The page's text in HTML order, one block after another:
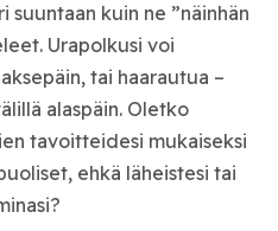
kuin ne ”näinhän
Urapolkusi voi
tai haarautua –
alaspäin. Oletko
tavoitteidesi mukaiseksi
ehkä läheistesi tai